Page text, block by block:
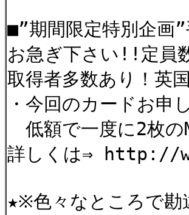
■”期間限定特別企画
お急ぎ下さい!!定員
取得者多数あり！英
・今回のカードお申
低額で一度に2枚
詳しくは⇒ http://
★※色々なところで勘